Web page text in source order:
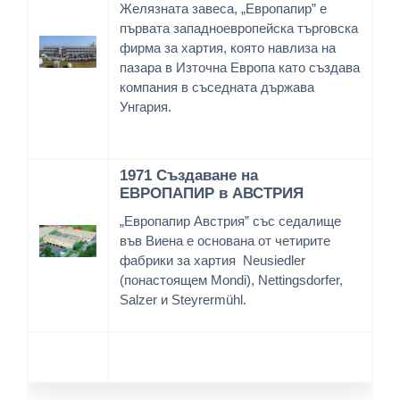
Желязната завеса, „Европапир” е
първата западноевропейска търговска
фирма за хартия, която навлиза на
пазара в Източна Европа като създава
компания в съседната държава
Унгария.
1971 Създаване на
ЕВРОПАПИР в АВСТРИЯ
„Европапир Австрия” със седалище
във Виена e основана от четирите
фабрики за хартия Neusiedler
(понастоящем Mondi), Nettingsdorfer,
Salzer и Steyrermühl.